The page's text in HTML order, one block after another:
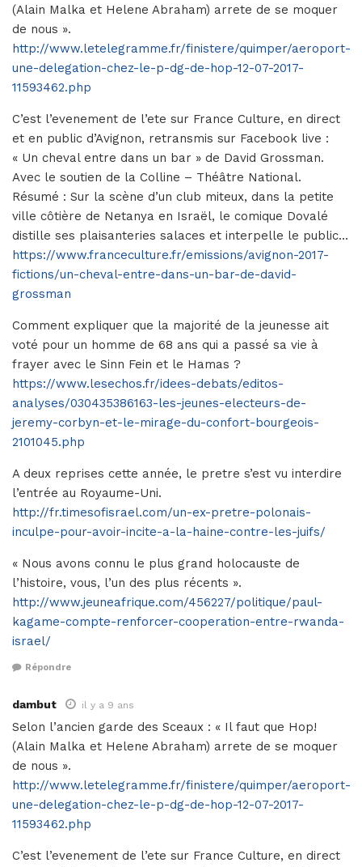
(Alain Malka et Helene Abraham) arrete de se moquer
de nous ».
http://www.letelegramme.fr/finistere/quimper/aeroport-
une-delegation-chez-le-p-dg-de-hop-12-07-2017-
11593462.php
C’est l’evenement de l’ete sur France Culture, en direct
et en public d’Avignon, retransmis sur Facebook live :
« Un cheval entre dans un bar » de David Grossman.
Avec le soutien de la Colline – Théâtre National.
Résumé : Sur la scène d’un club miteux, dans la petite
ville côtière de Netanya en Israël, le comique Dovalé
distille ses plaisanteries salaces et interpelle le public…
https://www.franceculture.fr/emissions/avignon-2017-
fictions/un-cheval-entre-dans-un-bar-de-david-
grossman
Comment expliquer que la majorité de la jeunesse ait
voté pour un homme de 68 ans qui a passé sa vie à
frayer avec le Sinn Fein et le Hamas ?
https://www.lesechos.fr/idees-debats/editos-
analyses/030435386163-les-jeunes-electeurs-de-
jeremy-corbyn-et-le-mirage-du-confort-bourgeois-
2101045.php
A deux reprises cette année, le pretre s’est vu interdire
l’entrée au Royaume-Uni.
http://fr.timesofisrael.com/un-ex-pretre-polonais-
inculpe-pour-avoir-incite-a-la-haine-contre-les-juifs/
« Nous avons connu le plus grand holocauste de
l’histoire, vous, l’un des plus récents ».
http://www.jeuneafrique.com/456227/politique/paul-
kagame-compte-renforcer-cooperation-entre-rwanda-
israel/
Répondre
dambut il y a 9 ans
Selon l’ancien garde des Sceaux : « Il faut que Hop!
(Alain Malka et Helene Abraham) arrete de se moquer
de nous ».
http://www.letelegramme.fr/finistere/quimper/aeroport-
une-delegation-chez-le-p-dg-de-hop-12-07-2017-
11593462.php
C’est l’evenement de l’ete sur France Culture, en direct